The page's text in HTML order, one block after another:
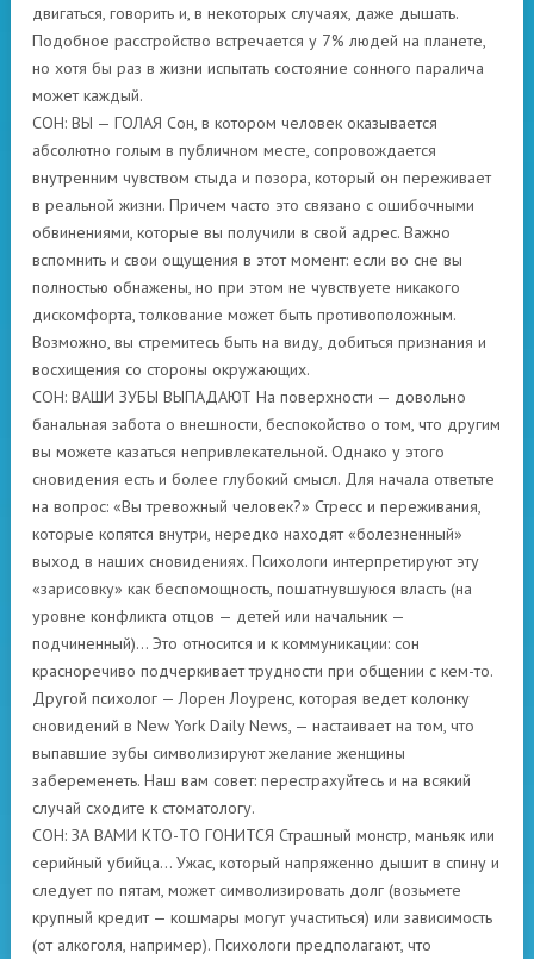
двигаться, говорить и, в некоторых случаях, даже дышать.
Подобное расстройство встречается у 7% людей на планете,
но хотя бы раз в жизни испытать состояние сонного паралича
может каждый.
СОН: ВЫ — ГОЛАЯ Сон, в котором человек оказывается
абсолютно голым в публичном месте, сопровождается
внутренним чувством стыда и позора, который он переживает
в реальной жизни. Причем часто это связано с ошибочными
обвинениями, которые вы получили в свой адрес. Важно
вспомнить и свои ощущения в этот момент: если во сне вы
полностью обнажены, но при этом не чувствуете никакого
дискомфорта, толкование может быть противоположным.
Возможно, вы стремитесь быть на виду, добиться признания и
восхищения со стороны окружающих.
СОН: ВАШИ ЗУБЫ ВЫПАДАЮТ На поверхности — довольно
банальная забота о внешности, беспокойство о том, что другим
вы можете казаться непривлекательной. Однако у этого
сновидения есть и более глубокий смысл. Для начала ответьте
на вопрос: «Вы тревожный человек?» Стресс и переживания,
которые копятся внутри, нередко находят «болезненный»
выход в наших сновидениях. Психологи интерпретируют эту
«зарисовку» как беспомощность, пошатнувшуюся власть (на
уровне конфликта отцов — детей или начальник —
подчиненный)… Это относится и к коммуникации: сон
красноречиво подчеркивает трудности при общении с кем-то.
Другой психолог — Лорен Лоуренс, которая ведет колонку
сновидений в New York Daily News, — настаивает на том, что
выпавшие зубы символизируют желание женщины
забеременеть. Наш вам совет: перестрахуйтесь и на всякий
случай сходите к стоматологу.
СОН: ЗА ВАМИ КТО-ТО ГОНИТСЯ Страшный монстр, маньяк или
серийный убийца… Ужас, который напряженно дышит в спину и
следует по пятам, может символизировать долг (возьмете
крупный кредит — кошмары могут участиться) или зависимость
(от алкоголя, например). Психологи предполагают, что